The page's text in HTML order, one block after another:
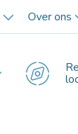
Over ons